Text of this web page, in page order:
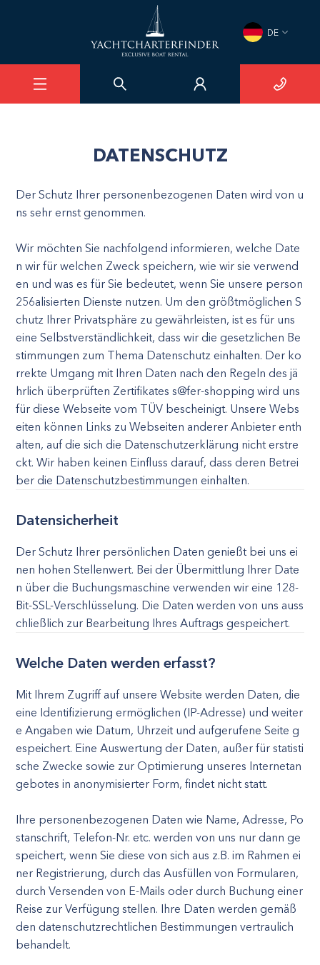
DE
DATENSCHUTZ
Der Schutz Ihrer personenbezogenen Daten wird von u
ns sehr ernst genommen.
Wir möchten Sie nachfolgend informieren, welche Date
n wir für welchen Zweck speichern, wie wir sie verwend
en und was es für Sie bedeutet, wenn Sie unsere person
256alisierten Dienste nutzen. Um den größtmöglichen S
chutz Ihrer Privatsphäre zu gewährleisten, ist es für uns
eine Selbstverständlichkeit, dass wir die gesetzlichen Be
stimmungen zum Thema Datenschutz einhalten. Der ko
rrekte Umgang mit Ihren Daten nach den Regeln des jä
hrlich überprüften Zertifikates s@fer-shopping wird uns
für diese Webseite vom TÜV bescheinigt. Unsere Webs
eiten können Links zu Webseiten anderer Anbieter enth
alten, auf die sich die Datenschutzerklärung nicht erstre
ckt. Wir haben keinen Einfluss darauf, dass deren Betrei
ber die Datenschutzbestimmungen einhalten.
Datensicherheit
Der Schutz Ihrer persönlichen Daten genießt bei uns ei
nen hohen Stellenwert. Bei der Übermittlung Ihrer Date
n über die Buchungsmaschine verwenden wir eine 128-
Bit-SSL-Verschlüsselung. Die Daten werden von uns auss
chließlich zur Bearbeitung Ihres Auftrags gespeichert.
Welche Daten werden erfasst?
Mit Ihrem Zugriff auf unsere Website werden Daten, die
eine Identifizierung ermöglichen (IP-Adresse) und weiter
e Angaben wie Datum, Uhrzeit und aufgerufene Seite g
espeichert. Eine Auswertung der Daten, außer für statisti
sche Zwecke sowie zur Optimierung unseres Internetan
gebotes in anonymisierter Form, findet nicht statt.
Ihre personenbezogenen Daten wie Name, Adresse, Po
stanschrift, Telefon-Nr. etc. werden von uns nur dann ge
speichert, wenn Sie diese von sich aus z.B. im Rahmen ei
ner Registrierung, durch das Ausfüllen von Formularen,
durch Versenden von E-Mails oder durch Buchung einer
Reise zur Verfügung stellen. Ihre Daten werden gemäß
den datenschutzrechtlichen Bestimmungen vertraulich
behandelt.